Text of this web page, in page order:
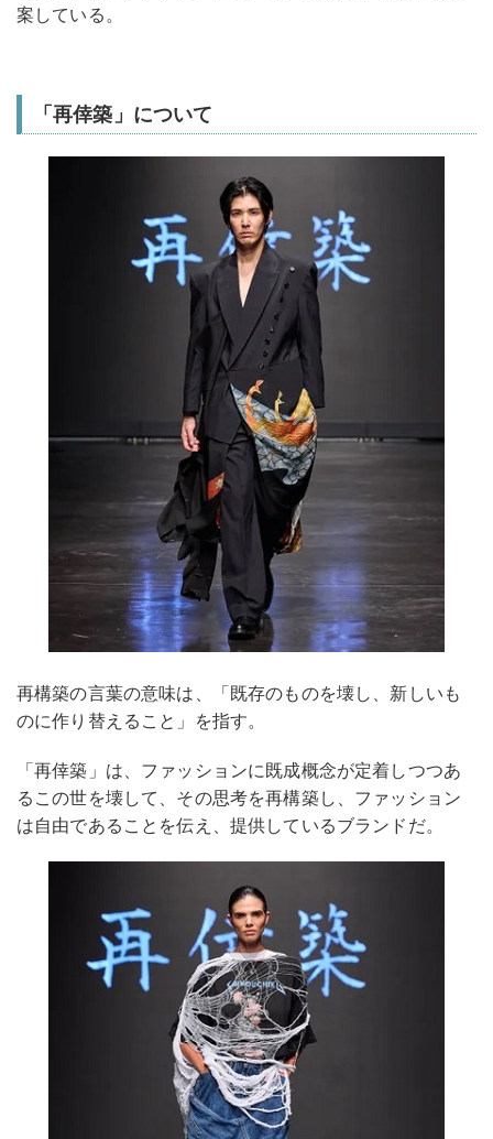
案している。
「再倖築」について
再構築の言葉の意味は、「既存のものを壊し、新しいも
のに作り替えること」を指す。
「再倖築」は、ファッションに既成概念が定着しつつあ
るこの世を壊して、その思考を再構築し、ファッション
は自由であることを伝え、提供しているブランドだ。